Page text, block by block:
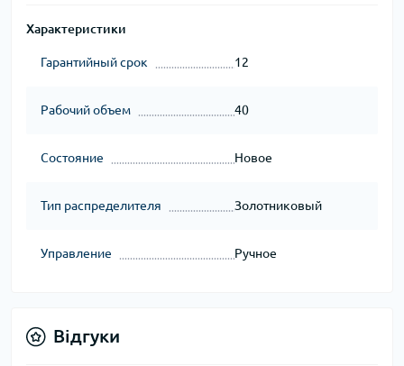
Характеристики
Гарантийный срок 12
Рабочий объем 40
Состояние Новое
Тип распределителя Золотниковый
Управление Ручное
Відгуки